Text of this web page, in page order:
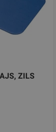
ZILS